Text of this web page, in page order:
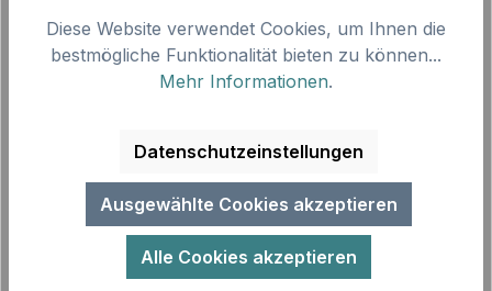
Vorlagenummer:
TX-A-281
Hinweisschild für Küstenbereiche. Unsere
Schilder für den Küstenschutz, Deichschutz sowie
für Dünen und Hochwasserschutzanla…Mehr
Diese Website verwendet Cookies, um Ihnen die
bestmögliche Funktionalität bieten zu können...
Mehr Informationen.
Datenschutzeinstellungen
Ausgewählte Cookies akzeptieren
Alle Cookies akzeptieren